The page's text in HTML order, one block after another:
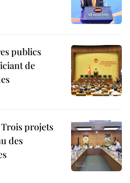
publics
de
projets
des